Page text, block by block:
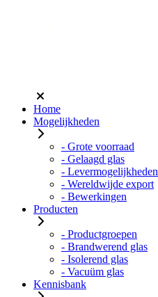
Home
Mogelijkheden
- Grote voorraad
- Gelaagd glas
- Levermogelijkheden
- Wereldwijde export
- Bewerkingen
Producten
- Productgroepen
- Brandwerend glas
- Isolerend glas
- Vacuüm glas
Kennisbank